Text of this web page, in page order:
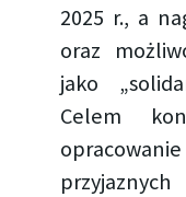
2025 r., a
oraz
jako
Celem